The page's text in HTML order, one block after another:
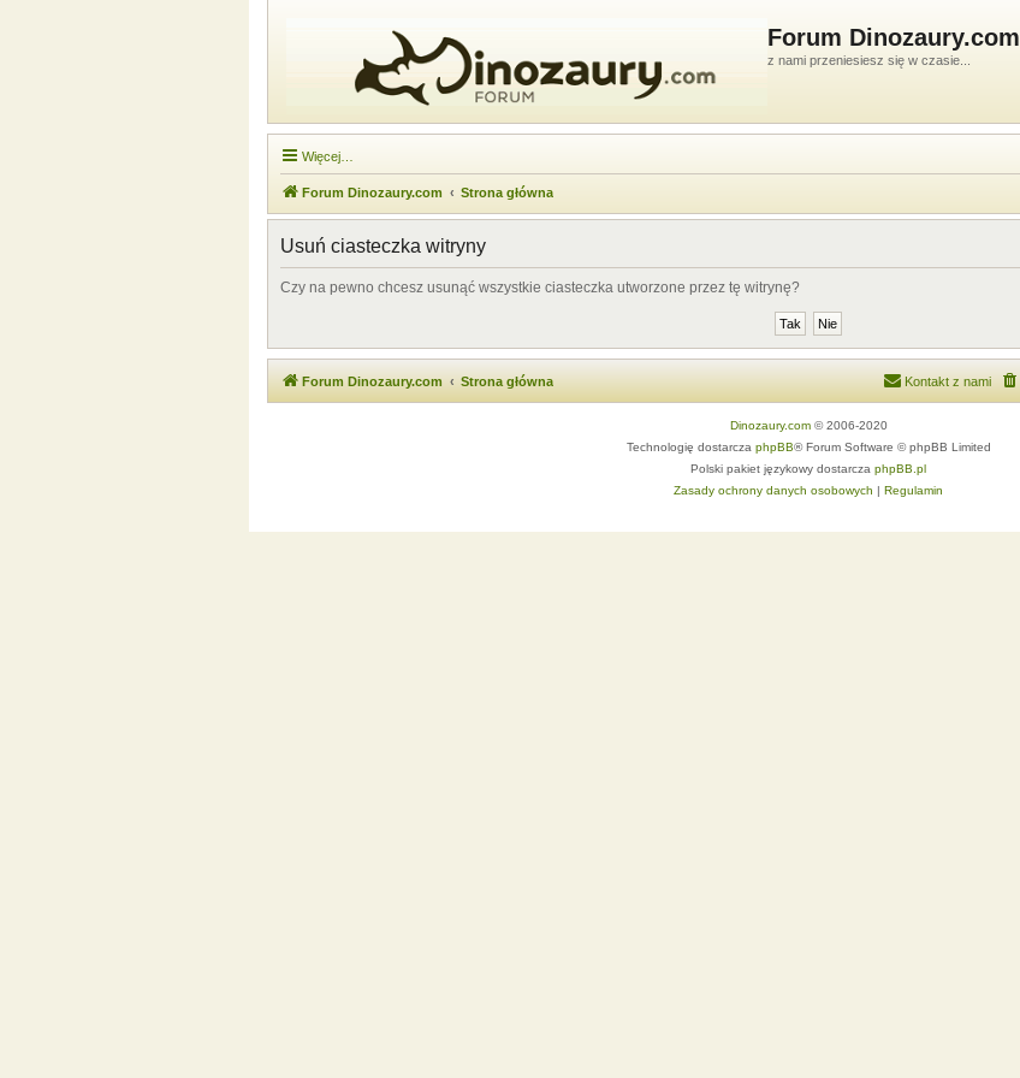
Forum Dinozaury.com
z nami przeniesiesz się w czasie...
Więcej…
Forum Dinozaury.com Strona główna
Usuń ciasteczka witryny
Czy na pewno chcesz usunąć wszystkie ciasteczka utworzone przez tę witrynę?
Forum Dinozaury.com Strona główna Kontakt z nami
Dinozaury.com© 2006-2020
Technologię dostarcza phpBB® Forum Software © phpBB Limited
Polski pakiet językowy dostarcza phpBB.pl
Zasady ochrony danych osobowych | Regulamin